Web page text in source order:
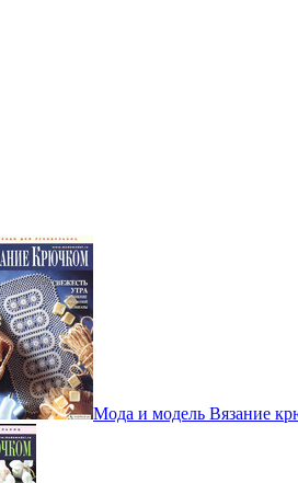
Мода и модель Вязание